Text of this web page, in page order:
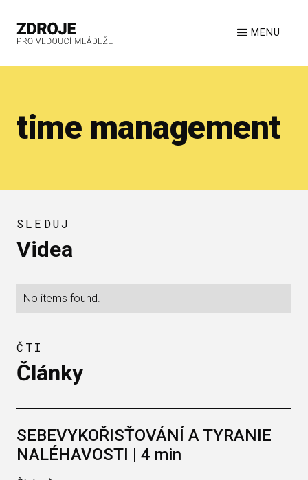
MENU
time management
SLEDUJ
Videa
No items found.
ČTI
Články
SEBEVYKOŘISŤOVÁNÍ A TYRANIE
NALÉHAVOSTI | 4 min